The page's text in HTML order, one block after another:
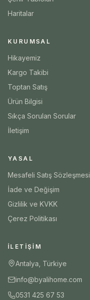
Haritalar
KURUMSAL
Hikayemiz
Kargo Takibi
Toptan Satış
Ürün Bilgisi
Sıkça Sorulan Sorular
İletişim
YASAL
Mesafeli Satış Sözleşmesi
İade ve Değişim
Gizlilik ve KVKK
Çerez Politikası
İLETIŞIM
Antalya, Türkiye
info@byalihome.com
0531 425 67 53